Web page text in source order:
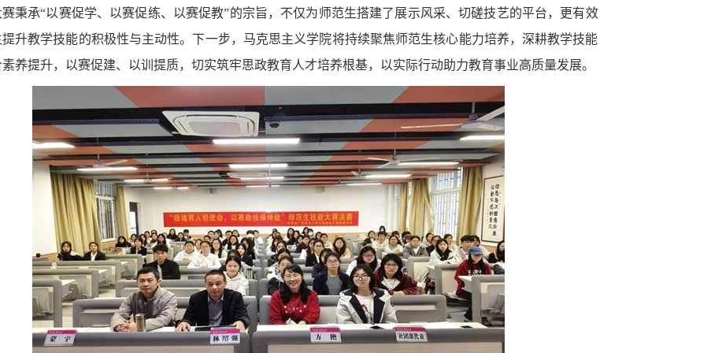
秉承“以赛促学、以赛促练、以赛促教”的宗旨，不仅为师范生搭建了展示风采、切磋技艺的平台，更有效
升教学技能的积极性与主动性。下一步，马克思主义学院将持续聚焦师范生核心能力培养，深耕教学技能
养提升，以赛促建、以训提质，切实筑牢思政教育人才培养根基，以实际行动助力教育事业高质量发展。